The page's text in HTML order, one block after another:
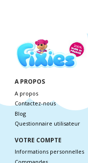
A PROPOS
A propos
Contactez-nous
Blog
Questionnaire utilisateur
VOTRE COMPTE
Informations personnelles